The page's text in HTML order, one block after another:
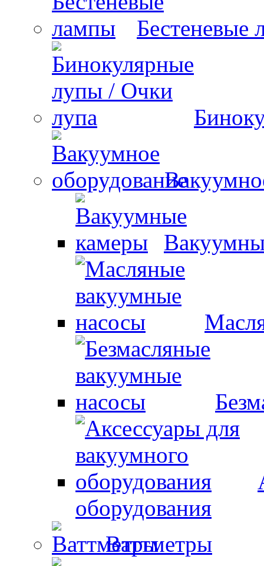
Бестеневые
оборудования
Ваттметры